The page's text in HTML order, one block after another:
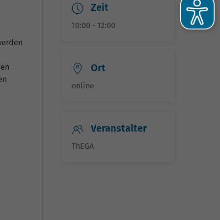
Zeit
10:00 - 12:00
Ort
online
Veranstalter
ThEGA